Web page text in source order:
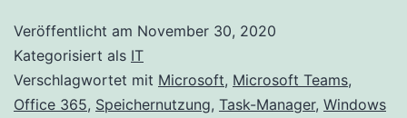
Teams
Veröffentlicht am November 30, 2020
Kategorisiert als IT
Verschlagwortet mit Microsoft, Microsoft Teams,
Office 365, Speichernutzung, Task-Manager, Windows